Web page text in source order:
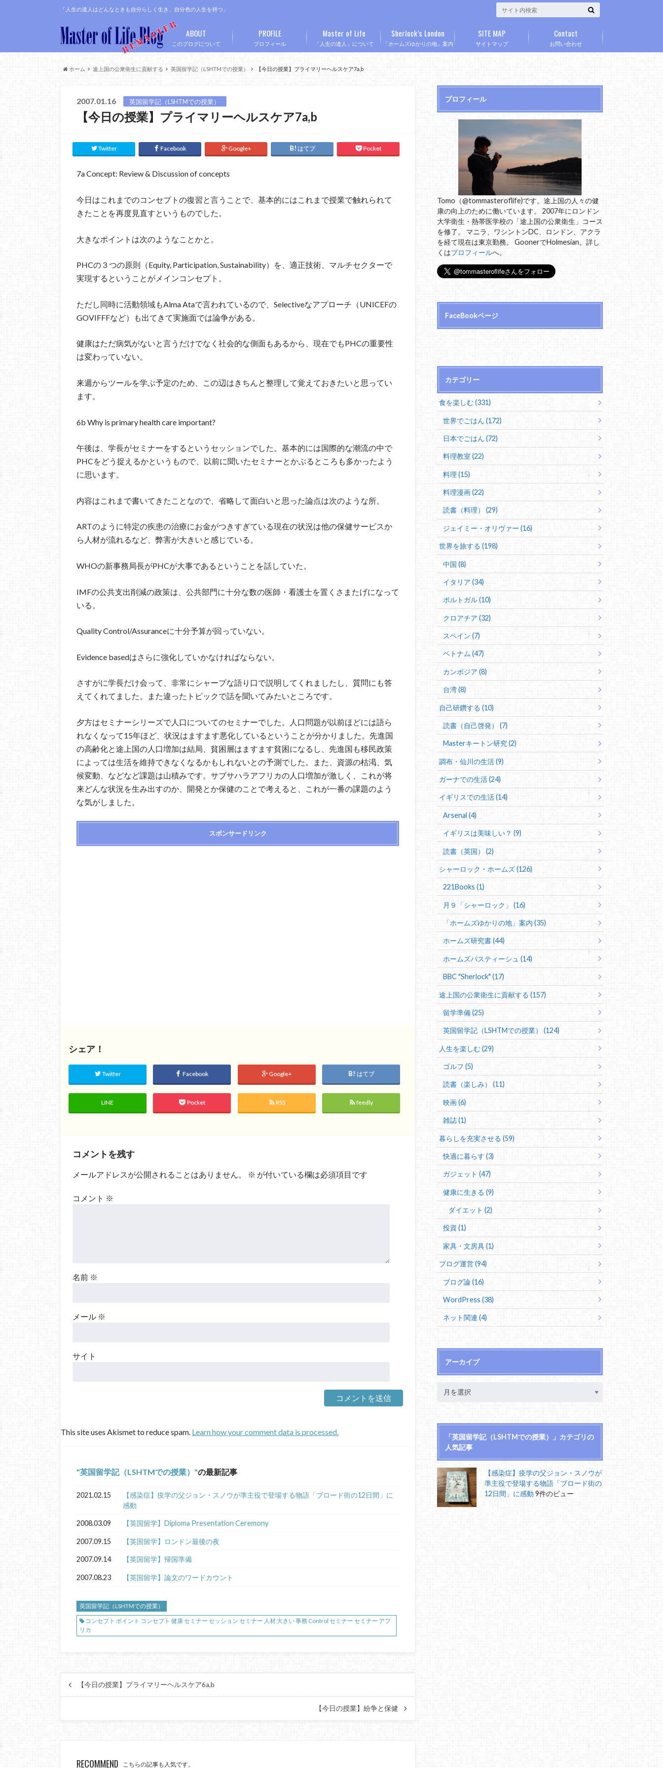
「人生の達人はどんなときも自分らしく生き、自分色の人生を持つ」
このブログについて
ABOUT
プロフィール
PROFILE
「人生の達人」について
Master of Life
「ホームズゆかりの地」案内
Sherlock’s London
サイトマップ
SITE MAP
お問い合わせ
Contact
ホーム 途上国の公衆衛生に貢献する 英国留学記（LSHTMでの授業） 【今日の授業】プライマリーヘルスケア7a,b
2007.01.16 英国留学記（LSHTMでの授業）
【今日の授業】プライマリーヘルスケア7a,b
Twitter Facebook Google+ はてブ Pocket
7a Concept: Review & Discussion of concepts
今日はこれまでのコンセプトの復習と言うことで、基本的にはこれまで授業で触れられて
きたことを再度見直すというものでした。
大きなポイントは次のようなことかと。
PHCの３つの原則（Equity, Participation, Sustainability）を、適正技術、マルチセクターで
実現するということがメインコンセプト。
ただし同時に活動領域もAlma Ataで言われているので、Selectiveなアプローチ（UNICEFの
GOVIFFFなど）も出てきて実施面では論争がある。
健康はただ病気がないと言うだけでなく社会的な側面もあるから、現在でもPHCの重要性
は変わっていない。
来週からツールを学ぶ予定のため、この辺はきちんと整理して覚えておきたいと思ってい
ます。
6b Why is primary health care important?
午後は、学長がセミナーをするというセッションでした。基本的には国際的な潮流の中で
PHCをどう捉えるかというもので、以前に聞いたセミナーとかぶるところも多かったよう
に思います。
内容はこれまで書いてきたことなので、省略して面白いと思った論点は次のような所。
ARTのように特定の疾患の治療にお金がつきすぎている現在の状況は他の保健サービスか
ら人材が流れるなど、弊害が大きいと感じている。
WHOの新事務局長がPHCが大事であるということを話していた。
IMFの公共支出削減の政策は、公共部門に十分な数の医師・看護士を置くさまたげになって
いる。
Quality Control/Assuranceに十分予算が回っていない。
Evidence basedはさらに強化していかなければならない。
さすがに学長だけ会って、非常にシャープな語り口で説明してくれましたし、質問にも答
えてくれてました。また違ったトピックで話を聞いてみたいところです。
夕方はセミナーシリーズで人口についてのセミナーでした。人口問題が以前ほどには語ら
れなくなって15年ほど、状況はますます悪化しているということが分かりました。先進国
の高齢化と途上国の人口増加は結局、貧困層はますます貧困になるし、先進国も移民政策
によっては生活を維持できなくなるかもしれないとの予測でした。また、資源の枯渇、気
候変動、などなど課題は山積みです。サブサハラアフリカの人口増加が激しく、これが将
来どんな状況を生み出すのか、開発とか保健のことで考えると、これが一番の課題のよう
な気がしました。
スポンサードリンク
シェア！
Twitter Facebook Google+ はてブ
LINE Pocket RSS feedly
コメントを残す
メールアドレスが公開されることはありません。 ※ が付いている欄は必須項目です
コメント ※
名前 ※
メール ※
サイト
This site uses Akismet to reduce spam. Learn how your comment data is processed.
英国留学記（LSHTMでの授業） の最新記事
2021.02.15
【感染症】疫学の父ジョン・スノウが準主役で登場する物語「ブロード街の12日間」に
感動
2008.03.09 【英国留学】Diploma Presentation Ceremony
2007.09.15 【英国留学】ロンドン最後の夜
2007.09.14 【英国留学】帰国準備
2007.08.23 【英国留学】論文のワードカウント
英国留学記（LSHTMでの授業）
コンセプト ポイント コンセプト 健康 セミナー セッション セミナー 人材 大きい 事務 Control セミナー セミナー アフ
リカ
【今日の授業】プライマリーヘルスケア6a,b
【今日の授業】紛争と保健
RECOMMEND こちらの記事も人気です。
プロフィール
Tomo（@tommasteroflife)です。途上国の人々の健
康の向上のために働いています。 2007年にロンドン
大学衛生・熱帯医学校の「途上国の公衆衛生」コース
を修了。 マニラ、ワシントンDC、ロンドン、アクラ
を経て現在は東京勤務。 GoonerでHolmesian。詳し
くはプロフィールへ。
FaceBookページ
カテゴリー
食を楽しむ (331)
世界でごはん (172)
日本でごはん (72)
料理教室 (22)
料理 (15)
料理漫画 (22)
読書（料理） (29)
ジェイミー・オリヴァー (16)
世界を旅する (198)
中国 (8)
イタリア (34)
ポルトガル (10)
クロアチア (32)
スペイン (7)
ベトナム (47)
カンボジア (8)
台湾 (8)
自己研鑽する (10)
読書（自己啓発） (7)
Masterキートン研究 (2)
調布・仙川の生活 (9)
ガーナでの生活 (24)
イギリスでの生活 (14)
Arsenal (4)
イギリスは美味しい？ (9)
読書（英国） (2)
シャーロック・ホームズ (126)
221Books (1)
月９「シャーロック」 (16)
「ホームズゆかりの地」案内 (35)
ホームズ研究書 (44)
ホームズパスティーシュ (14)
BBC "Sherlock" (17)
途上国の公衆衛生に貢献する (157)
留学準備 (25)
英国留学記（LSHTMでの授業） (124)
人生を楽しむ (29)
ゴルフ (5)
読書（楽しみ） (11)
映画 (6)
雑誌 (1)
暮らしを充実させる (59)
快適に暮らす (3)
ガジェット (47)
健康に生きる (9)
ダイエット (2)
投資 (1)
家具・文房具 (1)
ブログ運営 (94)
ブログ論 (16)
WordPress (38)
ネット関連 (4)
アーカイブ
「英国留学記（LSHTMでの授業）」カテゴリの
人気記事
【感染症】疫学の父ジョン・スノウが
準主役で登場する物語「ブロード街の
12日間」に感動 9件のビュー